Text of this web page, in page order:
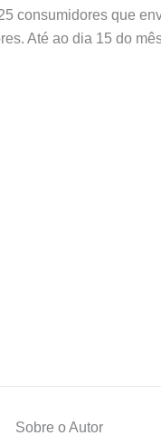
consumidores que
Até ao dia 15 do
Sobre o Autor